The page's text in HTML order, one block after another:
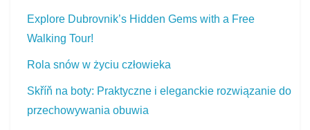
Explore Dubrovnik’s Hidden Gems with a Free
Walking Tour!
Rola snów w życiu człowieka
Skříň na boty: Praktyczne i eleganckie rozwiązanie do
przechowywania obuwia